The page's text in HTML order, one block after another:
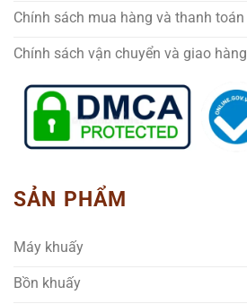
Chính sách mua hàng và thanh toán
Chính sách vận chuyển và giao hàng
SẢN PHẨM
Máy khuấy
Bồn khuấy